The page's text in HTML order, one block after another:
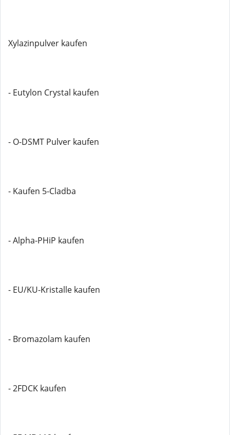
Xylazinpulver kaufen
- Eutylon Crystal kaufen
- O-DSMT Pulver kaufen
- Kaufen 5-Cladba
- Alpha-PHiP kaufen
- EU/KU-Kristalle kaufen
- Bromazolam kaufen
- 2FDCK kaufen